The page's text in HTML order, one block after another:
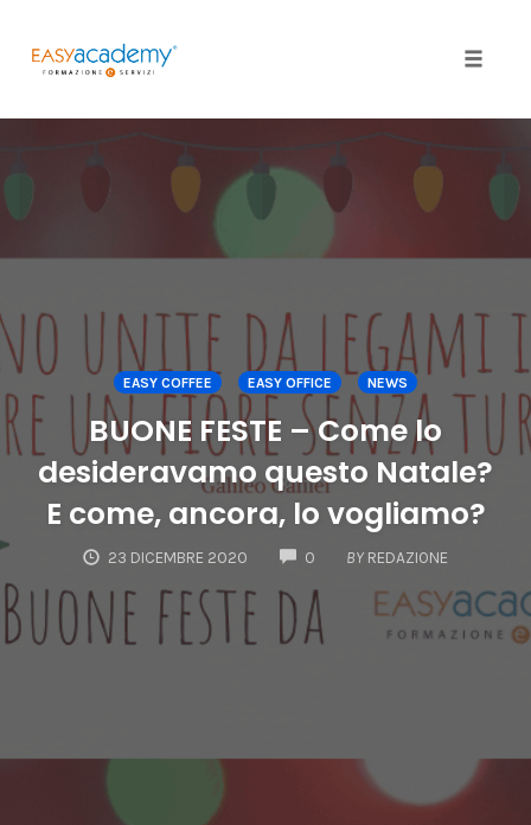
EASY COFFEE EASY OFFICE NEWS
BUONE FESTE – Come lo
desideravamo questo Natale?
E come, ancora, lo vogliamo?
23 DICEMBRE 2020 0COMMENTS
BY REDAZIONE